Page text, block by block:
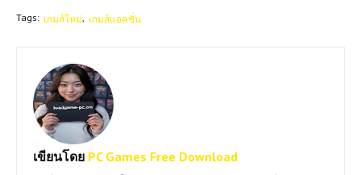
Tags: เกมส์ใหม่ เกมส์แอคชั่น
เขียนโดย PC Games Free Download